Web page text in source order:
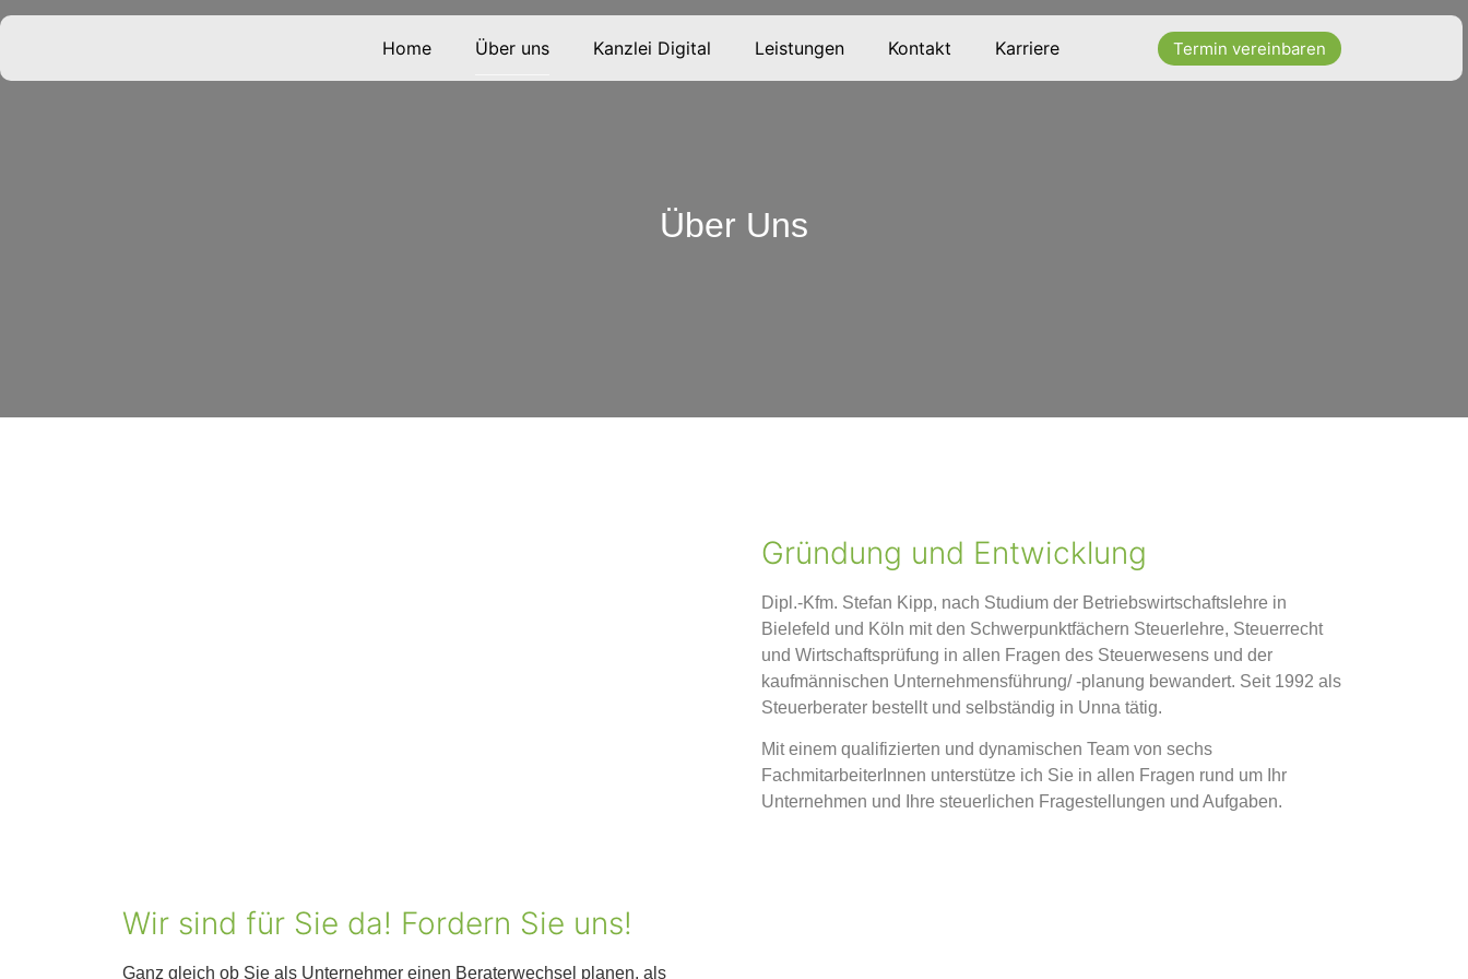
Home Über uns Kanzlei Digital Leistungen Kontakt Karriere Termin vereinbaren
Über Uns
Gründung und Entwicklung
Dipl.-Kfm. Stefan Kipp, nach Studium der Betriebswirtschaftslehre in
Bielefeld und Köln mit den Schwerpunktfächern Steuerlehre, Steuerrecht
und Wirtschaftsprüfung in allen Fragen des Steuerwesens und der
kaufmännischen Unternehmensführung/ -planung bewandert. Seit 1992 als
Steuerberater bestellt und selbständig in Unna tätig.
Mit einem qualifizierten und dynamischen Team von sechs
FachmitarbeiterInnen unterstütze ich Sie in allen Fragen rund um Ihr
Unternehmen und Ihre steuerlichen Fragestellungen und Aufgaben.
Wir sind für Sie da! Fordern Sie uns!
Ganz gleich ob Sie als Unternehmer einen Beraterwechsel planen, als